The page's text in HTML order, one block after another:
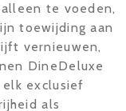
te voeden,
toewijding aan
vernieuwen,
DineDeluxe
exclusief
als